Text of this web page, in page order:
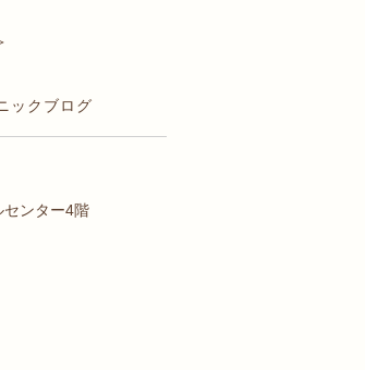
ックブログ
ンター4階